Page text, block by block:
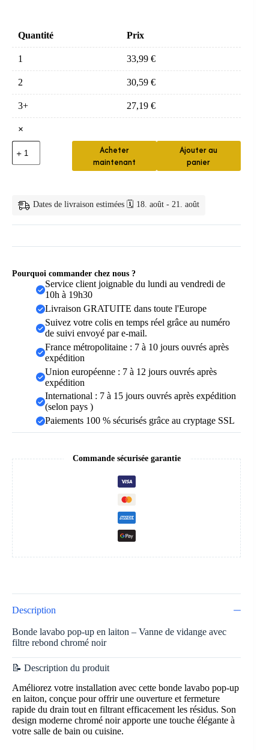
Quantité Prix
1 33,99 €
2 30,59 €
3+ 27,19 €
×
quantité
de
Bonde
en
Acheter
maintenant
Ajouter au
panier
Dates de livraison estimées 🗓️ 18. août - 21. août
Pourquoi commander chez nous ?
Service client joignable du lundi au vendredi de
10h à 19h30
Livraison GRATUITE dans toute l'Europe
Suivez votre colis en temps réel grâce au numéro
de suivi envoyé par e-mail.
France métropolitaine : 7 à 10 jours ouvrés après
expédition
Union européenne : 7 à 12 jours ouvrés après
expédition
International : 7 à 15 jours ouvrés après expédition
(selon pays )
Paiements 100 % sécurisés grâce au cryptage SSL
Commande sécurisée garantie
Description
Bonde lavabo pop-up en laiton – Vanne de vidange avec
filtre rebond chromé noir
📝 Description du produit
Améliorez votre installation avec cette bonde lavabo pop-up
en laiton, conçue pour offrir une ouverture et fermeture
rapide du drain tout en filtrant efficacement les résidus. Son
design moderne chromé noir apporte une touche élégante à
votre salle de bain ou cuisine.